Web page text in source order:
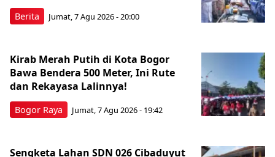
Berita Jumat, 7 Agu 2026 - 20:00
Bogor Raya
Kirab Merah Putih di Kota Bogor
Bawa Bendera 500 Meter, Ini Rute
dan Rekayasa Lalinnya!
Jumat, 7 Agu 2026 - 19:42
Sengketa Lahan SDN 026 Cibaduyut